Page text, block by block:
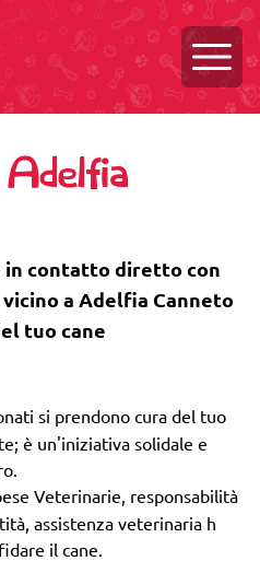
in contatto diretto con
a Adelfia Canneto
tuo cane
si prendono cura del tuo
è un'iniziativa solidale e
Veterinarie, responsabilità
assistenza veterinaria h
il cane.